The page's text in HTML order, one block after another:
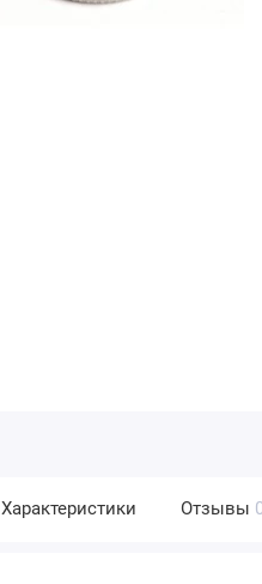
Характеристики Отзывы